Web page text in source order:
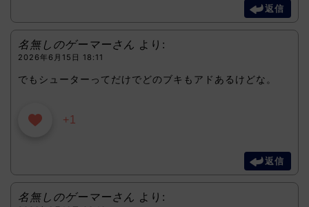
返信
名無しのゲーマーさん より:
2026年6月15日 18:11
でもシューターってだけでどのブキもアドあるけどな。
+1
返信
名無しのゲーマーさん より: